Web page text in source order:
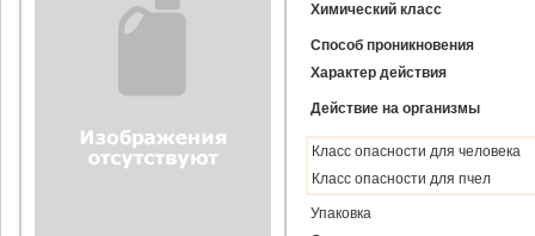
Химический класс
Способ проникновения
Характер действия
Действие на организмы
Класс опасности для человека
Класс опасности для пчел
Упаковка